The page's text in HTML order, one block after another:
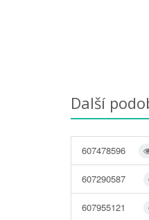
Další
607478596
607290587
607955121